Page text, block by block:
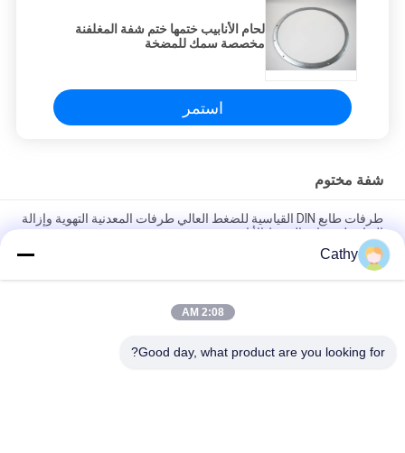
لحام الأنابيب ختمها ختم شفة المغلفنة
مخصصة سمك للمضخة
استمر
شفة مختوم
طرفات طابع DIN القياسية للضغط العالي طرفات المعدنية التهوية وإزالة
الغبار طرف اتصال خط الأنابيب
الصناعة والخدمات الثقيلة
Cathy
2:08 AM
Good day, what product are you looking for?